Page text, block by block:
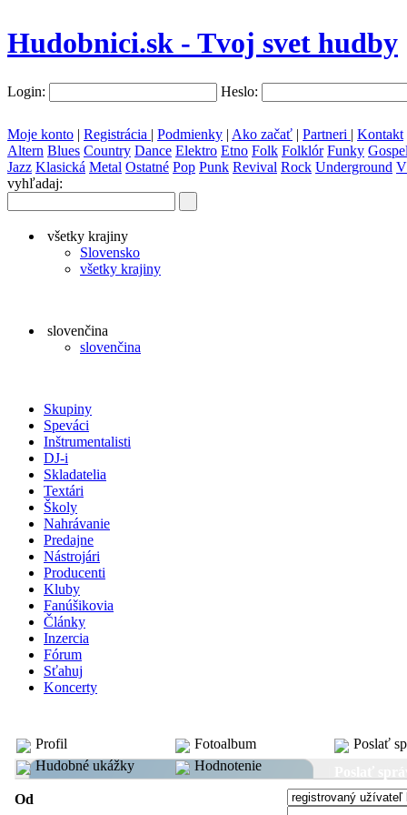
Hudobnici.sk - Tvoj svet hudby
Login: Heslo:
Moje konto | Registrácia | Podmienky | Ako začať | Partneri | Kontakt
Altern Blues Country Dance Elektro Etno Folk Folklór Funky Gospel
Jazz Klasická Metal Ostatné Pop Punk Revival Rock Underground
vyhľadaj:
všetky krajiny
Slovensko
všetky krajiny
slovenčina
slovenčina
Skupiny
Speváci
Inštrumentalisti
DJ-i
Skladatelia
Textári
Školy
Nahrávanie
Predajne
Nástrojári
Producenti
Kluby
Fanúšikovia
Články
Inzercia
Fórum
Sťahuj
Koncerty
Profil
Fotoalbum
Poslať
Hudobné ukážky
Hodnotenie
Od